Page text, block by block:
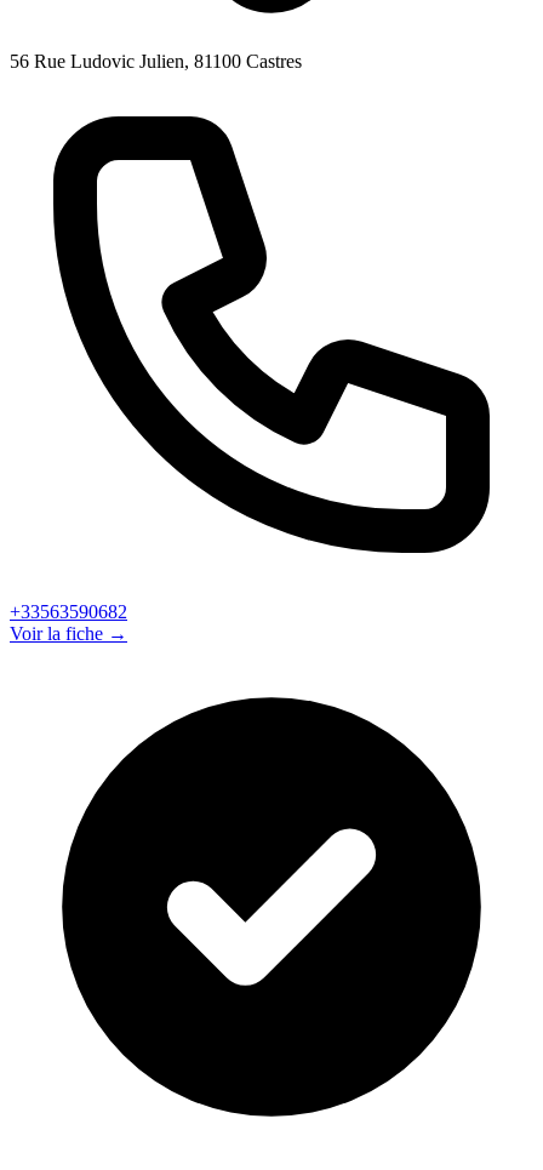
56 Rue Ludovic Julien, 81100 Castres
+33563590682
Voir la fiche →